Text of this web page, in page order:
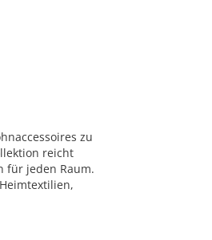
zu
reicht
für jeden Raum.